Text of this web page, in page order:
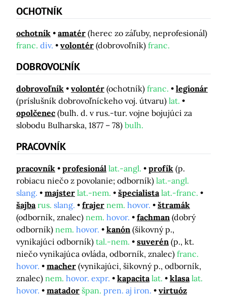
OCHOTNÍK
ochotník amatér (herec zo záľuby, neprofesionál)
franc. div. volontér (dobrovoľník) franc.
DOBROVOĽNÍK
dobrovoľník volontér (ochotník) franc.
legionár
(príslušník dobrovoľníckeho voj. útvaru) lat.
opolčenec (bulh. d. v rus.-tur. vojne bojujúci za
slobodu Bulharska, 1877 – 78) bulh.
PRACOVNÍK
pracovník profesionál lat.-angl. profík (p.
robiacu niečo z povolanie; odborník) lat.-angl.
slang.
majster lat.-nem. špecialista lat.-franc.
šajba rus. slang. frajer nem. hovor.
štramák
(odborník, znalec) nem. hovor. fachman (dobrý
odborník) nem. hovor. kanón (šikovný p.,
vynikajúci odborník) tal.-nem. suverén (p., kt.
niečo vynikajúca ovláda, odborník, znalec) franc.
hovor.
macher (vynikajúci, šikovný p., odborník,
znalec) nem. hovor. expr. kapacita lat. klasa lat.
hovor.
matador špan. pren. aj iron.
virtuóz